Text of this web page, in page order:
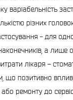
варіабельність
різних
- для
а
лікаря –
позитивно
ремонту до